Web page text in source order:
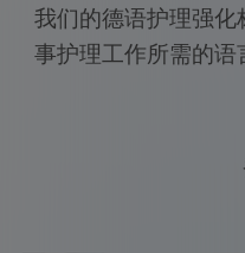
我们的德语护理强
事护理工作所需的语